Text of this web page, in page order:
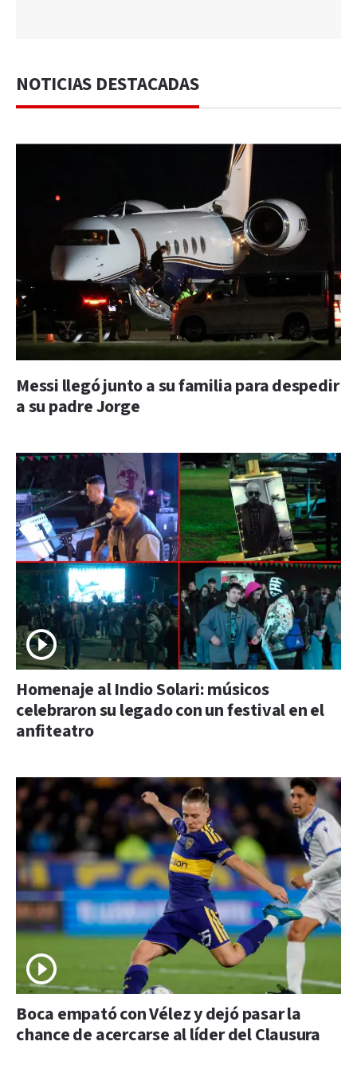
NOTICIAS DESTACADAS
Messi llegó junto a su familia para despedir
a su padre Jorge
Homenaje al Indio Solari: músicos
celebraron su legado con un festival en el
anfiteatro
Boca empató con Vélez y dejó pasar la
chance de acercarse al líder del Clausura